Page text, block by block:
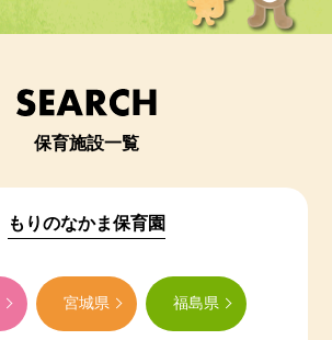
保育施設一覧
もりのなかま保育園
宮城県 福島県